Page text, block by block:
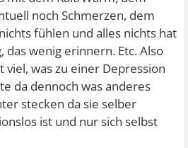
noch Schmerzen, dem
fühlen und alles nichts hat
wenig erinnern. Etc. Also
was zu einer Depression
da dennoch was anderes
stecken da sie selber
ist und nur sich selbst